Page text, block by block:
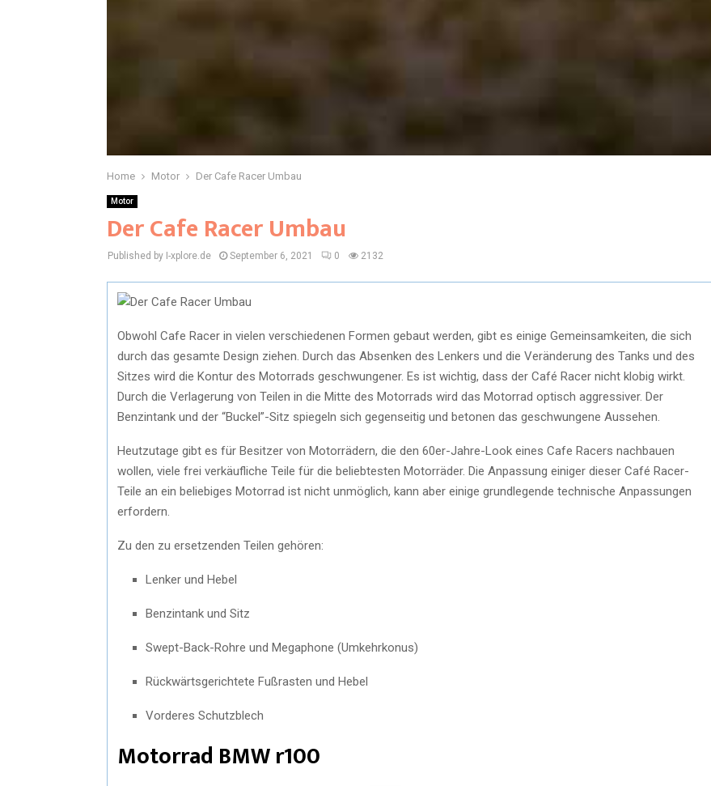
Home Motor Der Cafe Racer Umbau
Motor
Der Cafe Racer Umbau
Published by I-xplore.de September 6, 2021 0 2132
Obwohl Cafe Racer in vielen verschiedenen Formen gebaut werden, gibt es einige Gemeinsamkeiten, die sich
durch das gesamte Design ziehen. Durch das Absenken des Lenkers und die Veränderung des Tanks und des
Sitzes wird die Kontur des Motorrads geschwungener. Es ist wichtig, dass der Café Racer nicht klobig wirkt.
Durch die Verlagerung von Teilen in die Mitte des Motorrads wird das Motorrad optisch aggressiver. Der
Benzintank und der “Buckel”-Sitz spiegeln sich gegenseitig und betonen das geschwungene Aussehen.
Heutzutage gibt es für Besitzer von Motorrädern, die den 60er-Jahre-Look eines Cafe Racers nachbauen
wollen, viele frei verkäufliche Teile für die beliebtesten Motorräder. Die Anpassung einiger dieser Café Racer-
Teile an ein beliebiges Motorrad ist nicht unmöglich, kann aber einige grundlegende technische Anpassungen
erfordern.
Zu den zu ersetzenden Teilen gehören:
Lenker und Hebel
Benzintank und Sitz
Swept-Back-Rohre und Megaphone (Umkehrkonus)
Rückwärtsgerichtete Fußrasten und Hebel
Vorderes Schutzblech
Motorrad BMW r100